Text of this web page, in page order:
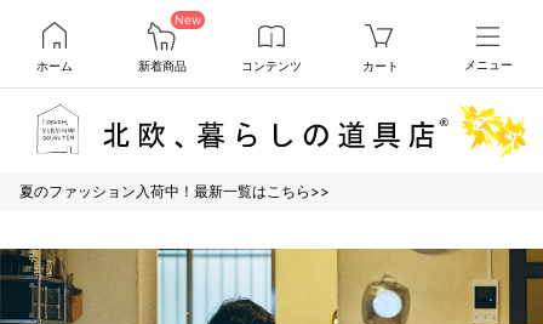
ホーム
New
新着商品 コンテンツ カート メニュー
夏のファッション入荷中！最新一覧はこちら>>